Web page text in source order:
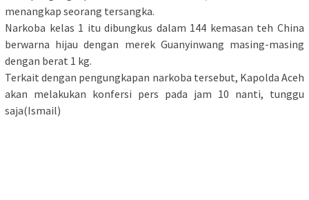
menangkap seorang tersangka.
Narkoba kelas 1 itu dibungkus dalam 144 kemasan teh China
berwarna hijau dengan merek Guanyinwang masing-masing
dengan berat 1 kg.
Terkait dengan pengungkapan narkoba tersebut, Kapolda Aceh
akan melakukan konfersi pers pada jam 10 nanti, tunggu
saja(Ismail)